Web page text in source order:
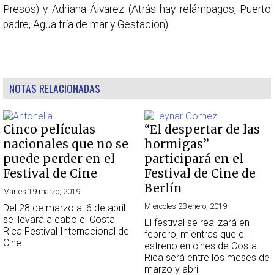
Presos) y Adriana Álvarez (Atrás hay relámpagos, Puerto
padre, Agua fría de mar y Gestación).
NOTAS RELACIONADAS
Cinco películas
nacionales que no se
puede perder en el
Festival de Cine
Martes 19 marzo, 2019
Del 28 de marzo al 6 de abril
se llevará a cabo el Costa
Rica Festival Internacional de
Cine
“El despertar de las
hormigas”
participará en el
Festival de Cine de
Berlín
Miércoles 23 enero, 2019
El festival se realizará en
febrero, mientras que el
estreno en cines de Costa
Rica será entre los meses de
marzo y abril